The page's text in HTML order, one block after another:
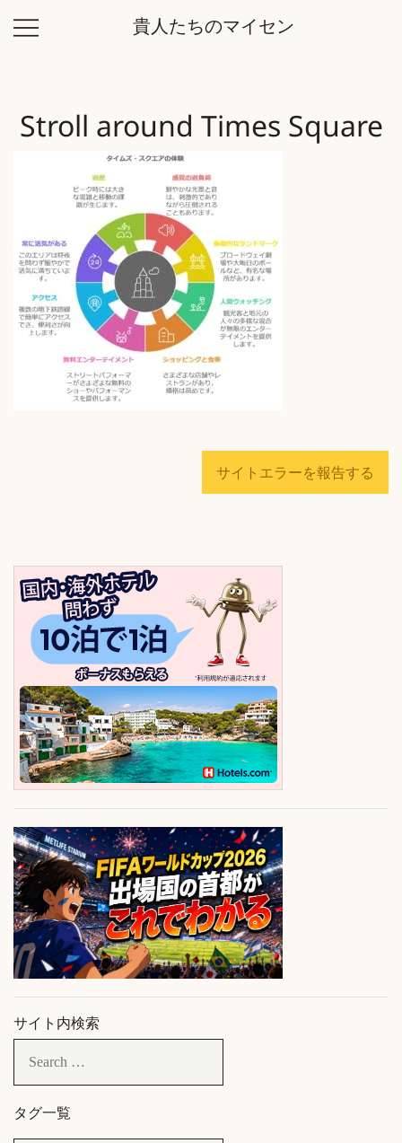
貴人たちのマイセン
Stroll around Times Square
サイトエラーを報告する
サイト内検索
タグ一覧